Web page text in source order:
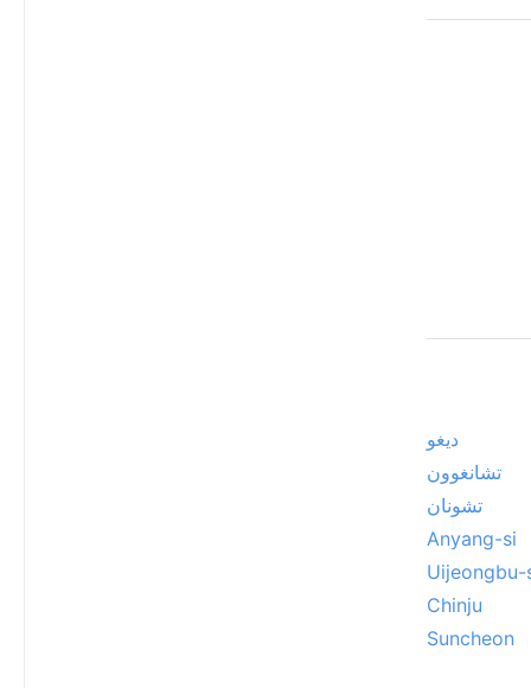
ديغو
تشانغوون
تشونان
Anyang-si
Uijeongbu-
Chinju
Suncheon